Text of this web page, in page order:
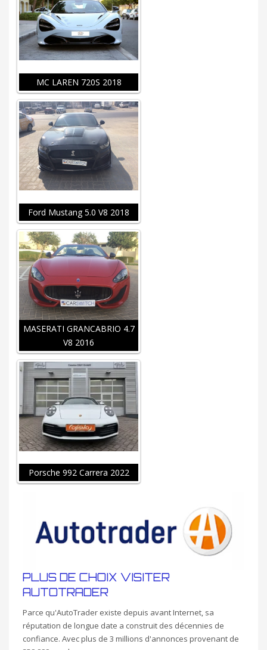
MC LAREN 720S 2018
Ford Mustang 5.0 V8 2018
MASERATI GRANCABRIO 4.7
V8 2016
Porsche 992 Carrera 2022
PLUS DE CHOIX VISITER
AUTOTRADER
Parce qu'AutoTrader existe depuis avant Internet, sa
réputation de longue date a construit des décennies de
confiance. Avec plus de 3 millions d'annonces provenant de